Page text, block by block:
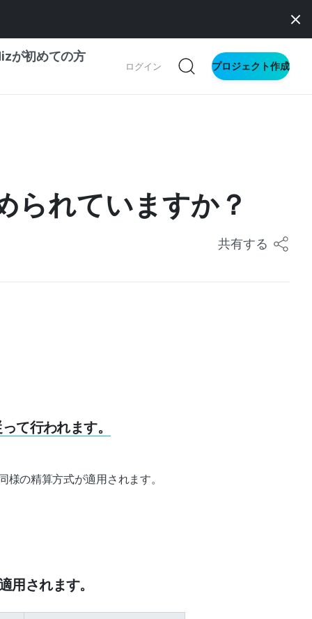
が初めての方
ログイン プロジェクト作成
けられていますか？
共有する
て行われます。
の精算方式が適用されます。
されます。